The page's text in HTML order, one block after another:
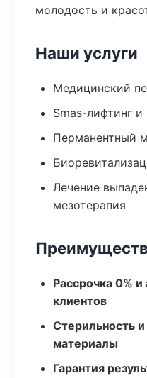
молодость и
Наши услуги
Медицинский
Smas-лифтинг
Перманентный
Лечение
мезотерапия
Рассрочка 0%
клиентов
Стерильность
материалы
Гарантия